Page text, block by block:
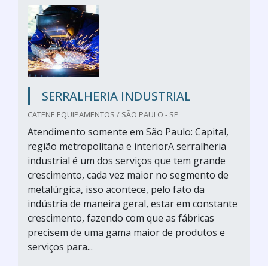
SERRALHERIA INDUSTRIAL
CATENE EQUIPAMENTOS / SÃO PAULO - SP
Atendimento somente em São Paulo: Capital,
região metropolitana e interiorA serralheria
industrial é um dos serviços que tem grande
crescimento, cada vez maior no segmento de
metalúrgica, isso acontece, pelo fato da
indústria de maneira geral, estar em constante
crescimento, fazendo com que as fábricas
precisem de uma gama maior de produtos e
serviços para...